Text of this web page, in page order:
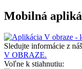
Mobilná
Sledujte informácie z
V OBRAZE.
Voľne k stiahnutiu: